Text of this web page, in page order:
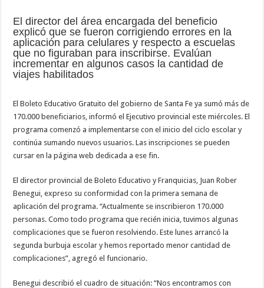
El director del área encargada del beneficio
explicó que se fueron corrigiendo errores en la
aplicación para celulares y respecto a escuelas
que no figuraban para inscribirse. Evalúan
incrementar en algunos casos la cantidad de
viajes habilitados
El Boleto Educativo Gratuito del gobierno de Santa Fe ya sumó más de
170.000 beneficiarios, informó el Ejecutivo provincial este miércoles. El
programa comenzó a implementarse con el inicio del ciclo escolar y
continúa sumando nuevos usuarios. Las inscripciones se pueden
cursar en la página web dedicada a ese fin.
El director provincial de Boleto Educativo y Franquicias, Juan Rober
Benegui, expreso su conformidad con la primera semana de
aplicación del programa. “Actualmente se inscribieron 170.000
personas. Como todo programa que recién inicia, tuvimos algunas
complicaciones que se fueron resolviendo. Este lunes arrancó la
segunda burbuja escolar y hemos reportado menor cantidad de
complicaciones”, agregó el funcionario.
Benegui describió el cuadro de situación: “Nos encontramos con